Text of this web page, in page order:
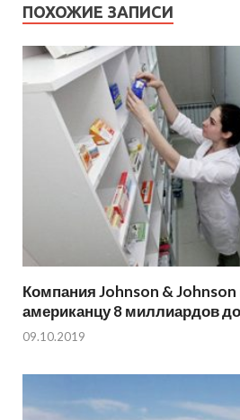
ПОХОЖИЕ ЗАПИСИ
Компания Johnson &
американцу 8 миллиардов
09.10.2019